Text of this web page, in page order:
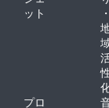
ット
・
プロ